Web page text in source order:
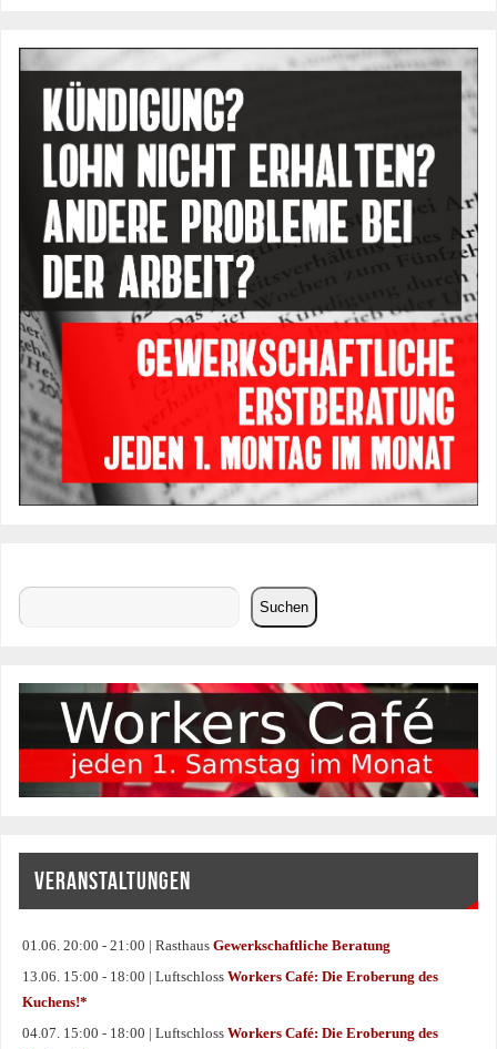
Suchen
VERANSTALTUNGEN
01.06. 20:00 - 21:00 | RasthausGewerkschaftliche Beratung
13.06. 15:00 - 18:00 | LuftschlossWorkers Café: Die Eroberung des
Kuchens!*
04.07. 15:00 - 18:00 | LuftschlossWorkers Café: Die Eroberung des